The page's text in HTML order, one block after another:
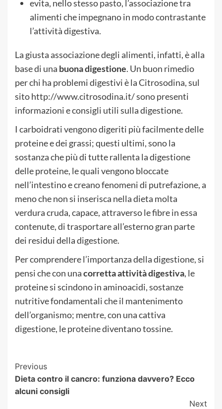
evita, nello stesso pasto, l’associazione tra
alimenti che impegnano in modo contrastante
l’attività digestiva.
La giusta associazione degli alimenti, infatti, è alla
base di una buona digestione. Un buon rimedio
per chi ha problemi digestivi è la Citrosodina, sul
sito http://www.citrosodina.it/ sono presenti
informazioni e consigli utili sulla digestione.
I carboidrati vengono digeriti più facilmente delle
proteine e dei grassi; questi ultimi, sono la
sostanza che più di tutte rallenta la digestione
delle proteine, le quali vengono bloccate
nell’intestino e creano fenomeni di putrefazione, a
meno che non si inserisca nella dieta molta
verdura cruda, capace, attraverso le fibre in essa
contenute, di trasportare all’esterno gran parte
dei residui della digestione.
Per comprendere l’importanza della digestione, si
pensi che con unacorretta attività digestiva, le
proteine si scindono in aminoacidi, sostanze
nutritive fondamentali che il mantenimento
dell’organismo; mentre, con una cattiva
digestione, le proteine diventano tossine.
Post
Navigation
Previous
Dieta contro il cancro: funziona davvero? Ecco
alcuni consigli
Next